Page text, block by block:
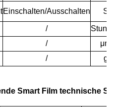
Einschalten/Ausschalten S
/
/
μm
/ g
Smart Film technische